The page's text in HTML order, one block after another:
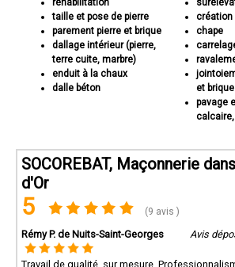
taille et pose de pierre
parement pierre et brique
dallage intérieur (pierre,
terre cuite, marbre)
enduit à la chaux
dalle béton
création
chape
et
pavage
SOCOREBAT, Maçonnerie
d'Or
5 (9 avis )
Rémy P. de Nuits-Saint-Georges Avis
Travail de qualité, sur mesure.